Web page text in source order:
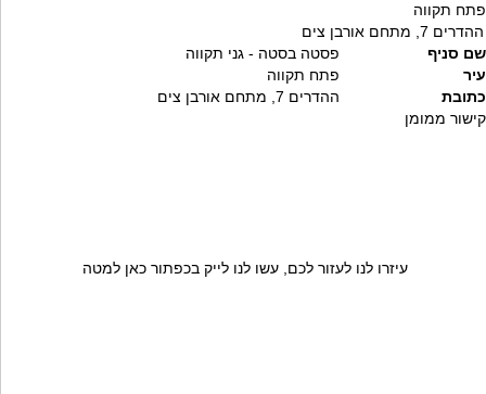
פתח תקווה
ההדרים 7, מתחם אורבן צים
שם סניף
פסטה בסטה - גני תקווה
עיר
פתח תקווה
כתובת
ההדרים 7, מתחם אורבן צים
קישור ממומן
עיזרו לנו לעזור לכם, עשו לנו לייק בכפתור כאן למטה